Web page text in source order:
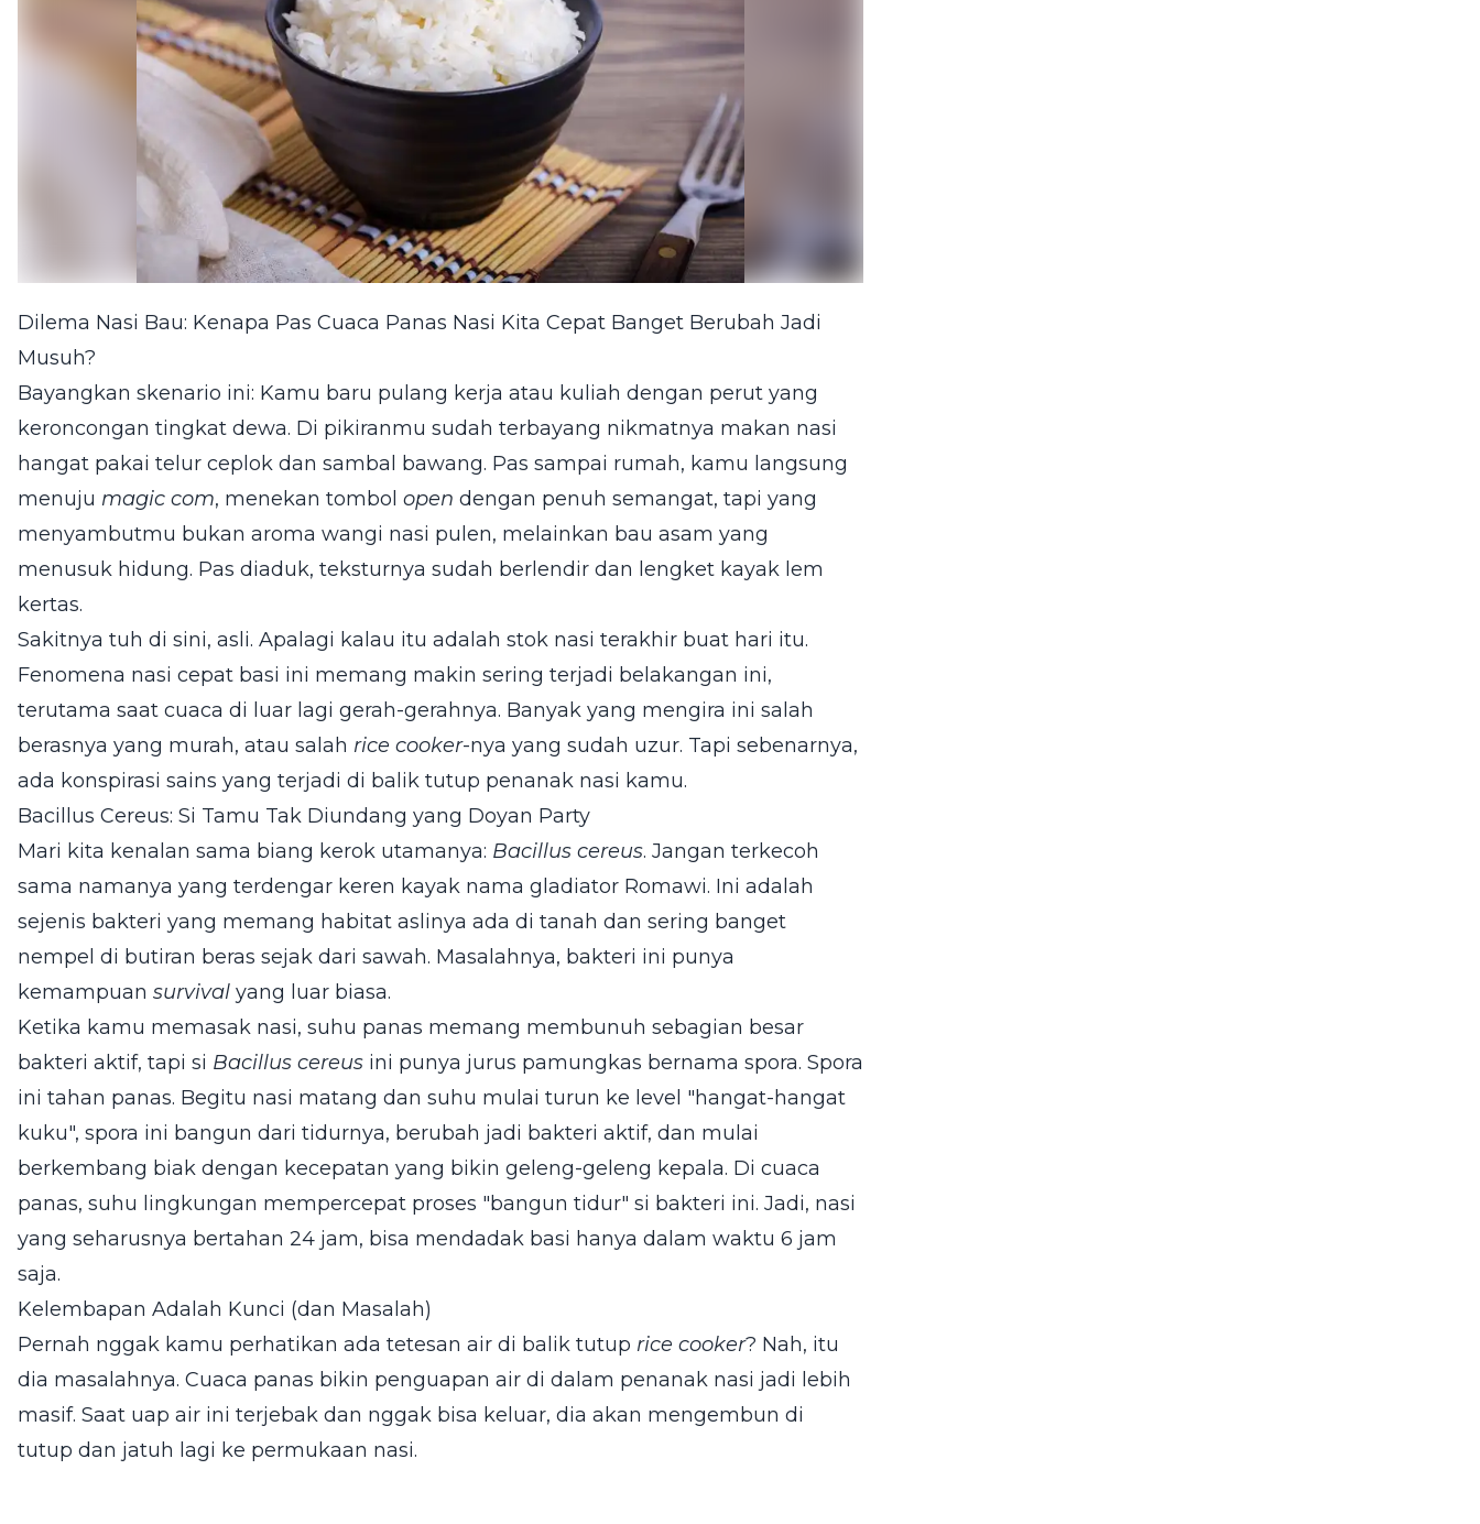
Dilema Nasi Bau: Kenapa Pas Cuaca Panas Nasi Kita Cepat Banget Berubah Jadi
Musuh?
Bayangkan skenario ini: Kamu baru pulang kerja atau kuliah dengan perut yang
keroncongan tingkat dewa. Di pikiranmu sudah terbayang nikmatnya makan nasi
hangat pakai telur ceplok dan sambal bawang. Pas sampai rumah, kamu langsung
menuju magic com, menekan tombol open dengan penuh semangat, tapi yang
menyambutmu bukan aroma wangi nasi pulen, melainkan bau asam yang
menusuk hidung. Pas diaduk, teksturnya sudah berlendir dan lengket kayak lem
kertas.
Sakitnya tuh di sini, asli. Apalagi kalau itu adalah stok nasi terakhir buat hari itu.
Fenomena nasi cepat basi ini memang makin sering terjadi belakangan ini,
terutama saat cuaca di luar lagi gerah-gerahnya. Banyak yang mengira ini salah
berasnya yang murah, atau salah rice cooker-nya yang sudah uzur. Tapi sebenarnya,
ada konspirasi sains yang terjadi di balik tutup penanak nasi kamu.
Bacillus Cereus: Si Tamu Tak Diundang yang Doyan Party
Mari kita kenalan sama biang kerok utamanya: Bacillus cereus. Jangan terkecoh
sama namanya yang terdengar keren kayak nama gladiator Romawi. Ini adalah
sejenis bakteri yang memang habitat aslinya ada di tanah dan sering banget
nempel di butiran beras sejak dari sawah. Masalahnya, bakteri ini punya
kemampuan survival yang luar biasa.
Ketika kamu memasak nasi, suhu panas memang membunuh sebagian besar
bakteri aktif, tapi si Bacillus cereus ini punya jurus pamungkas bernama spora. Spora
ini tahan panas. Begitu nasi matang dan suhu mulai turun ke level "hangat-hangat
kuku", spora ini bangun dari tidurnya, berubah jadi bakteri aktif, dan mulai
berkembang biak dengan kecepatan yang bikin geleng-geleng kepala. Di cuaca
panas, suhu lingkungan mempercepat proses "bangun tidur" si bakteri ini. Jadi, nasi
yang seharusnya bertahan 24 jam, bisa mendadak basi hanya dalam waktu 6 jam
saja.
Kelembapan Adalah Kunci (dan Masalah)
Pernah nggak kamu perhatikan ada tetesan air di balik tutup rice cooker? Nah, itu
dia masalahnya. Cuaca panas bikin penguapan air di dalam penanak nasi jadi lebih
masif. Saat uap air ini terjebak dan nggak bisa keluar, dia akan mengembun di
tutup dan jatuh lagi ke permukaan nasi.